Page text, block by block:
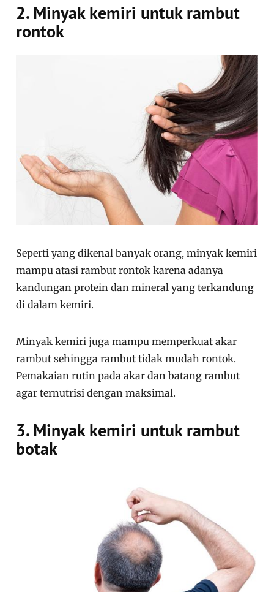
2. Minyak kemiri untuk rambut
rontok
Seperti yang dikenal banyak orang, minyak kemiri
mampu atasi rambut rontok karena adanya
kandungan protein dan mineral yang terkandung
di dalam kemiri.
Minyak kemiri juga mampu memperkuat akar
rambut sehingga rambut tidak mudah rontok.
Pemakaian rutin pada akar dan batang rambut
agar ternutrisi dengan maksimal.
3. Minyak kemiri untuk rambut
botak